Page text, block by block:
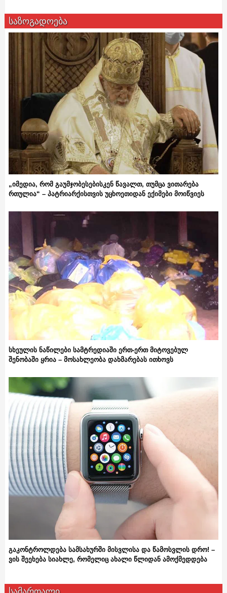
საზოგადოება
„იმედია, რომ გაუმჯობესებისკენ წავალთ, თუმცა ვითარება
რთულია“ – პატრიარქისთვის უცხოეთიდან ექიმები მოიწვიეს
სხეულის ნაწილები სამტრედიაში ერთ-ერთ მიტოვებულ
შენობაში ყრია – მოსახლეობა დახმარებას ითხოვს
გაკონტროლდება სამსახურში მისვლისა და წამოსვლის დრო! –
ვის შეეხება სიახლე, რომელიც ახალი წლიდან ამოქმედდება